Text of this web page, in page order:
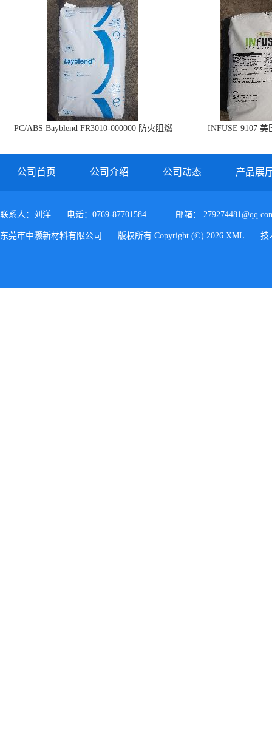
PC/ABS Bayblend FR3010-000000 防火阻燃
INFUSE 9107 美
公司首页 公司介绍 公司动态 产品展
联系人：刘洋 电话：0769-87701584 邮箱：
东莞市中灏新材料有限公司 版权所有 Copyright (©) 2026 XML 技